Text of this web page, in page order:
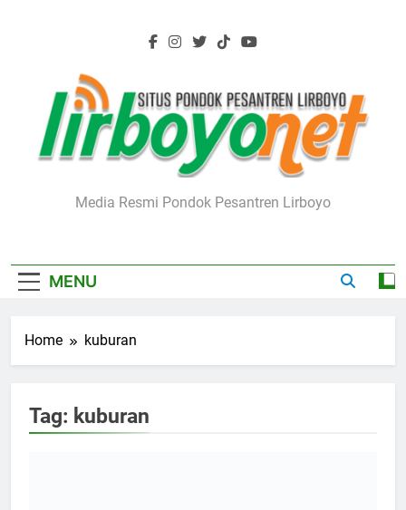
Lirboyo.net
Media Resmi Pondok Pesantren Lirboyo
MENU
Home kuburan
Tag: kuburan